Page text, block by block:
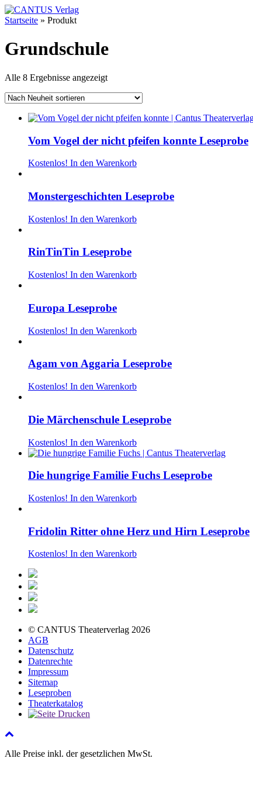
Startseite » Produkt
Grundschule
Alle 8 Ergebnisse angezeigt
Vom Vogel der nicht pfeifen konnte Leseprobe
Kostenlos! In den Warenkorb
Monstergeschichten Leseprobe
Kostenlos! In den Warenkorb
RinTinTin Leseprobe
Kostenlos! In den Warenkorb
Europa Leseprobe
Kostenlos! In den Warenkorb
Agam von Aggaria Leseprobe
Kostenlos! In den Warenkorb
Die Märchenschule Leseprobe
Kostenlos! In den Warenkorb
Die hungrige Familie Fuchs Leseprobe
Kostenlos! In den Warenkorb
Fridolin Ritter ohne Herz und Hirn Leseprobe
Kostenlos! In den Warenkorb
© CANTUS Theaterverlag 2026
AGB
Datenschutz
Datenrechte
Impressum
Sitemap
Leseproben
Theaterkatalog
Alle Preise inkl. der gesetzlichen MwSt.